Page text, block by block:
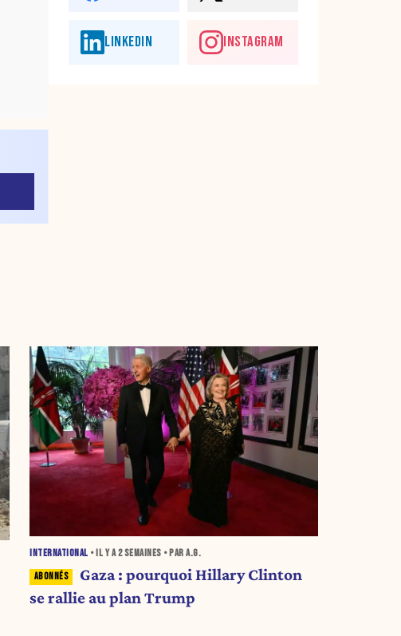
LINKEDIN INSTAGRAM
INTERNATIONAL • IL Y A2 SEMAINES • PAR A.G.
Gaza : pourquoi Hillary Clinton
se rallie au plan Trump